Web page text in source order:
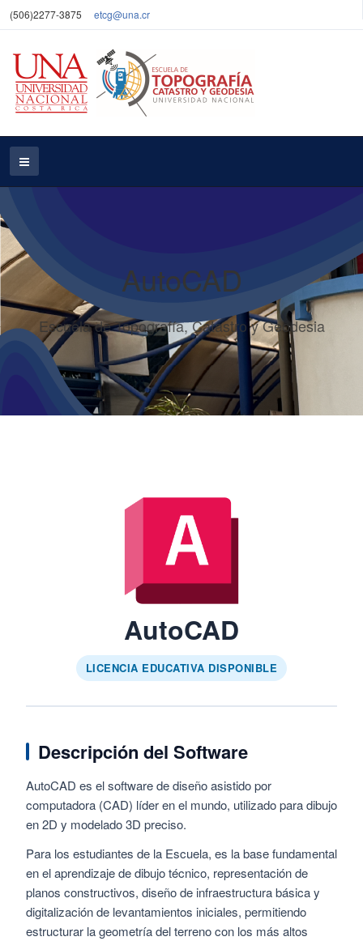
(506)2277-3875 etcg@una.cr
AutoCAD
Escuela de Topografía, Catastro y Geodesia
AutoCAD
LICENCIA EDUCATIVA DISPONIBLE
Descripción del Software
AutoCAD es el software de diseño asistido por
computadora (CAD) líder en el mundo, utilizado para dibujo
en 2D y modelado 3D preciso.
Para los estudiantes de la Escuela, es la base fundamental
en el aprendizaje de dibujo técnico, representación de
planos constructivos, diseño de infraestructura básica y
digitalización de levantamientos iniciales, permitiendo
estructurar la geometría del terreno con los más altos